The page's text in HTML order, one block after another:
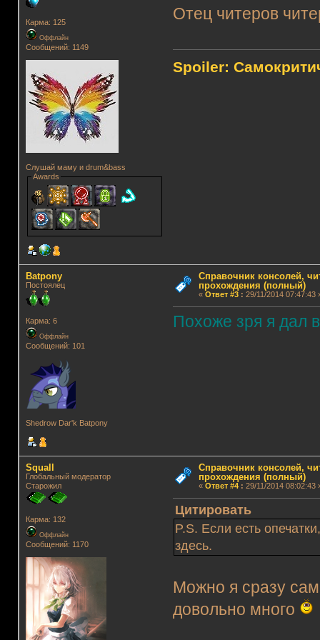
Карма: 125
Оффлайн
Сообщений: 1149
Слушай маму и drum&bass
Awards
Отец читеров
Spoiler:
Batpony
Постоялец
Карма: 6
Оффлайн
Сообщений: 101
Shedrow Dar'k Batpony
Справочник консолей,
прохождения (полный)
« Ответ #3: 29/11/2014 07:47:43
Похоже зря я дал
Squall
Глобальный модератор
Старожил
Карма: 132
Оффлайн
Сообщений: 1170
Справочник консолей,
прохождения (полный)
« Ответ #4: 29/11/2014 08:02:43
Цитировать
P.S. Если есть
здесь.
Можно я сразу
довольно много